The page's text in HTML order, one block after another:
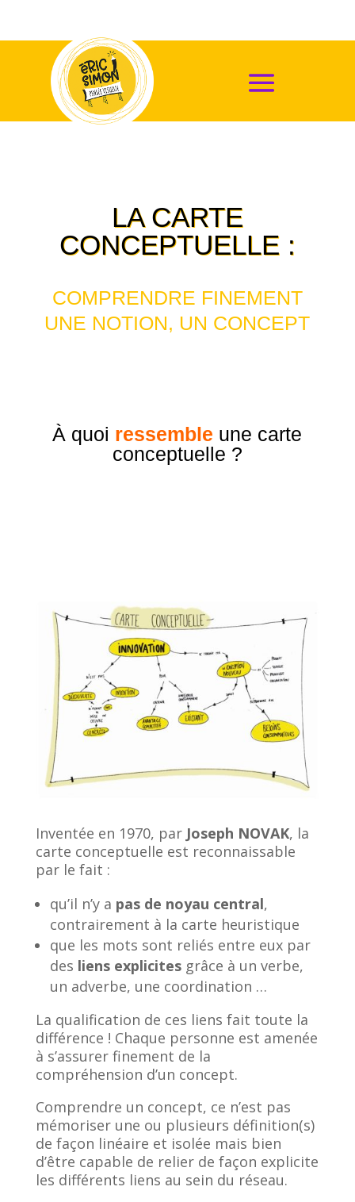
LA CARTE
CONCEPTUELLE :
COMPRENDRE FINEMENT
UNE NOTION, UN CONCEPT
À quoi ressemble une carte
conceptuelle ?
Inventée en 1970, par Joseph NOVAK, la
carte conceptuelle est reconnaissable
par le fait :
qu’il n’y a pas de noyau central,
contrairement à la carte heuristique
que les mots sont reliés entre eux par
des liens explicitesgrâce à un verbe,
un adverbe, une coordination …
La qualification de ces liens fait toute la
différence ! Chaque personne est amenée
à s’assurer finement de la
compréhension d’un concept.
Comprendre un concept, ce n’est pas
mémoriser une ou plusieurs définition(s)
de façon linéaire et isolée mais bien
d’être capable de relier de façon explicite
les différents liens au sein du réseau.